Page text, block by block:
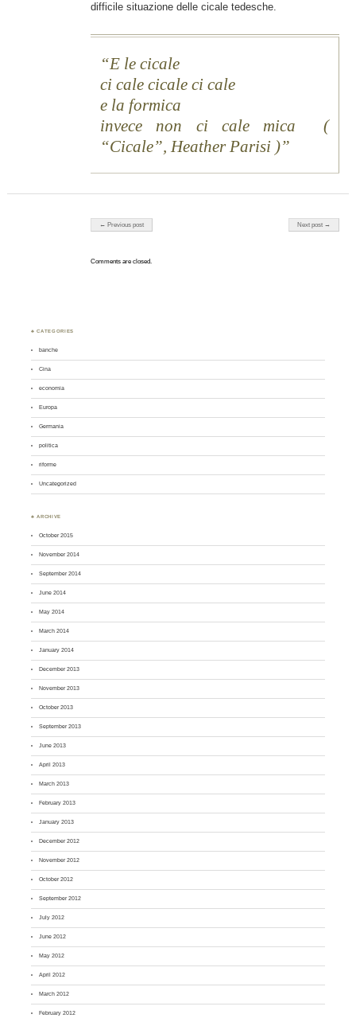
difficile situazione delle cicale tedesche.
E le cicale
ci cale cicale ci cale
e la formica
invece non ci cale mica (
“Cicale”, Heather Parisi )
Post navigation
← Previous post Next post →
Comments are closed.
♣ CATEGORIES
banche
Cina
economia
Europa
Germania
politica
riforme
Uncategorized
♣ ARCHIVE
October 2015
November 2014
September 2014
June 2014
May 2014
March 2014
January 2014
December 2013
November 2013
October 2013
September 2013
June 2013
April 2013
March 2013
February 2013
January 2013
December 2012
November 2012
October 2012
September 2012
July 2012
June 2012
May 2012
April 2012
March 2012
February 2012